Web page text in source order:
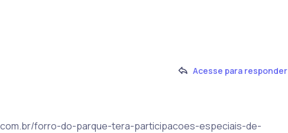
Acesse para responder
forro-do-parque-tera-participacoes-especiais-de-